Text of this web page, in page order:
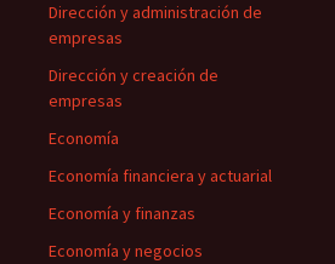
Dirección y administración de
empresas
Dirección y creación de
empresas
Economía
Economía financiera y actuarial
Economía y finanzas
Economía y negocios